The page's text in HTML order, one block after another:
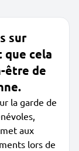
sur
que cela
être de
la garde de
aux
lors de